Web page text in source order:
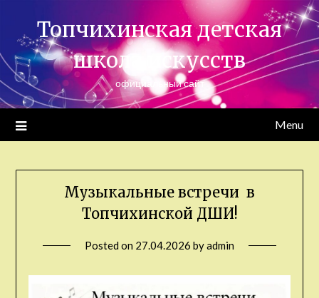
content
Топчихинская детская
школа искусств
официальный сайт
Menu
Музыкальные встречи ⁣ в
Топчихинской ДШИ!
Posted on 27.04.2026 byadmin